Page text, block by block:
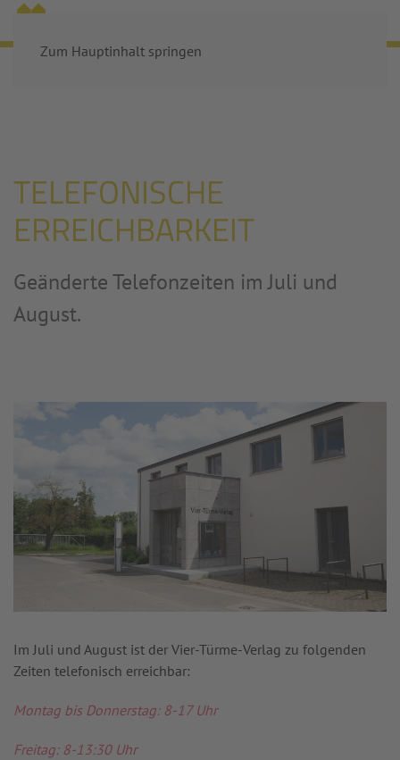
Zum Hauptinhalt springen
TELEFONISCHE
ERREICHBARKEIT
Geänderte Telefonzeiten im Juli und
August.
Im Juli und August ist der Vier-Türme-Verlag zu folgenden
Zeiten telefonisch erreichbar:
Montag bis Donnerstag: 8-17 Uhr
Freitag: 8-13:30 Uhr